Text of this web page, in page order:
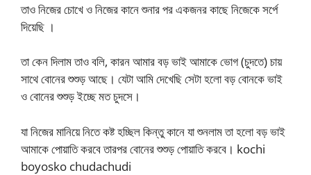
তাও নিজের চোখে ও নিজের কানে শুনার পর একজনর কাছে নিজেকে সর্পে
দিয়েছি ।
তা কেন দিলাম তাও বলি, কারন আমার বড় ভাই আমাকে ভোগ (চুদতে) চায়
সাথে বোনের শুশুড় আছে। যেটা আমি দেখেছি সেটা হলো বড় বোনকে ভাই
ও বোনের শুশুড় ইচ্ছে মত চুদসে।
যা নিজের মানিয়ে নিতে কষ্ট হচ্ছিল কিন্তু কানে যা শুনলাম তা হলো বড় ভাই
আমাকে পোয়াতি করবে তারপর বোনের শুশুড় পোয়াতি করবে। kochi
boyosko chudachudi